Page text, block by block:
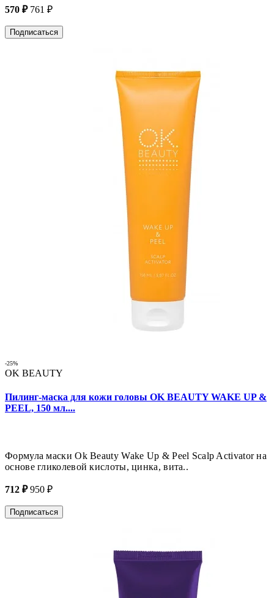
570 ₽ 761 ₽
Подписаться
-25%
OK BEAUTY
Пилинг-маска для кожи головы OK BEAUTY WAKE UP &
PEEL, 150 мл....
Формула маски Ok Beauty Wake Up & Peel Scalp Activator на
основе гликолевой кислоты, цинка, вита..
712 ₽ 950 ₽
Подписаться